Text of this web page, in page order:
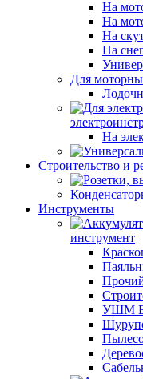
На
На
На
На
Для
На
Строительство и
Инструменты
инструмент
УШМ